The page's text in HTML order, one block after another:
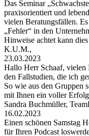
Das Seminar
praxisorientiert und
vielen Beratungsfällen.
„Fehler“ in den
Hinweise achtet kann
K.U.M.,
23.03.2023
Hallo Herr Schaaf, vielen
den Fallstudien, die ich
So wie aus den Gruppen
mit Ihnen ein voller
Sandra Buchmüller,
16.02.2023
Einen schönen Samstag
für Ihren Podcast